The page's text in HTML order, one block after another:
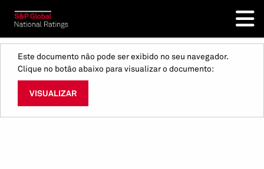
Este documento não pode ser exibido no seu navegador.
Clique no botão abaixo para visualizar o documento:
VISUALIZAR